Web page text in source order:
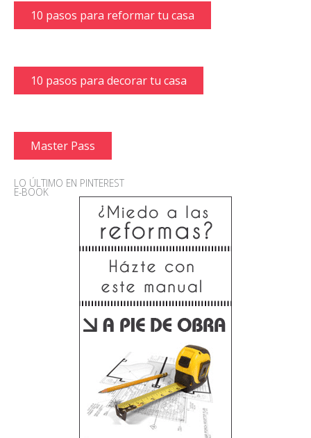
10 pasos para reformar tu casa
10 pasos para decorar tu casa
Master Pass
LO ÚLTIMO EN PINTEREST
E-BOOK